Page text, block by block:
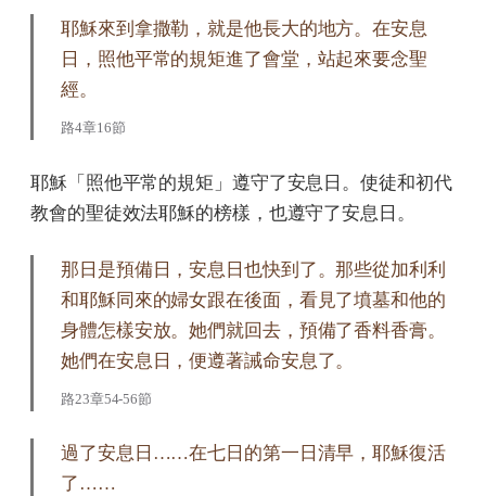
耶穌來到拿撒勒，就是他長大的地方。在安息
日，照他平常的規矩進了會堂，站起來要念聖
經。
路4章16節
耶穌「照他平常的規矩」遵守了安息日。使徒和初代
教會的聖徒效法耶穌的榜樣，也遵守了安息日。
那日是預備日，安息日也快到了。那些從加利利
和耶穌同來的婦女跟在後面，看見了墳墓和他的
身體怎樣安放。她們就回去，預備了香料香膏。
她們在安息日，便遵著誡命安息了。
路23章54-56節
過了安息日……在七日的第一日清早，耶穌復活
了……